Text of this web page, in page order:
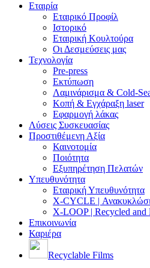
Εταιρία
Εταιρικό Προφίλ
Ιστορικό
Εταιρική Κουλτούρα
Οι Δεσμεύσεις μας
Τεχνολογία
Pre-press
Εκτύπωση
Λαμινάρισμα & Cold-
Κοπή & Εγχάραξη laser
Εφαρμογή λάκας
Λύσεις Συσκευασίας
Προστιθέμενη Αξία
Καινοτομία
Ποιότητα
Εξυπηρέτηση Πελατών
Υπευθυνότητα
Εταιρική Υπευθυνότητα
X-CYCLE |
X-LOOP | Recycled
Επικοινωνία
Καριέρα
Recyclable Films